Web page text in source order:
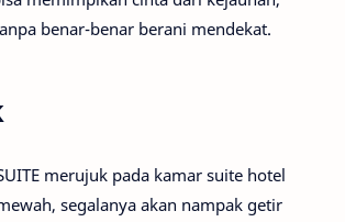
benar-benar berani mendekat.
merujuk pada kamar suite hotel
segalanya akan nampak getir